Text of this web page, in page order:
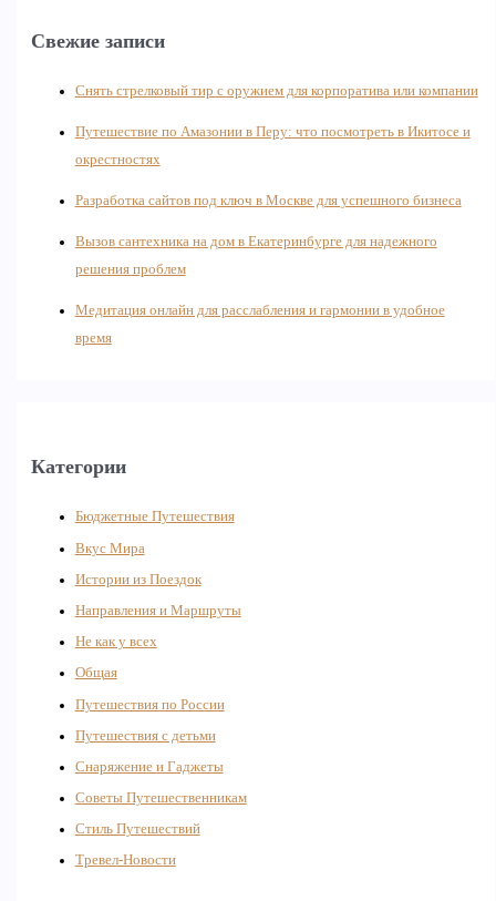
Свежие записи
Снять стрелковый тир с оружием для корпоратива или компании
Путешествие по Амазонии в Перу: что посмотреть в Икитосе и
окрестностях
Разработка сайтов под ключ в Москве для успешного бизнеса
Вызов сантехника на дом в Екатеринбурге для надежного
решения проблем
Медитация онлайн для расслабления и гармонии в удобное
время
Категории
Бюджетные Путешествия
Вкус Мира
Истории из Поездок
Направления и Маршруты
Не как у всех
Общая
Путешествия по России
Путешествия с детьми
Снаряжение и Гаджеты
Советы Путешественникам
Стиль Путешествий
Тревел-Новости